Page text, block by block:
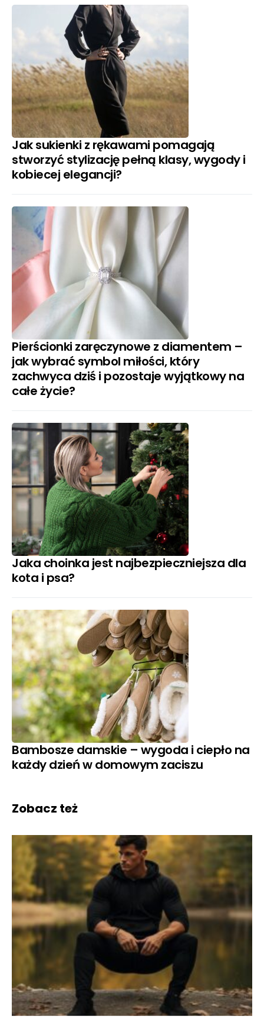
Jak sukienki z rękawami pomagają
stworzyć stylizację pełną klasy, wygody i
kobiecej elegancji?
Pierścionki zaręczynowe z diamentem –
jak wybrać symbol miłości, który
zachwyca dziś i pozostaje wyjątkowy na
całe życie?
Jaka choinka jest najbezpieczniejsza dla
kota i psa?
Bambosze damskie – wygoda i ciepło na
każdy dzień w domowym zaciszu
Zobacz też